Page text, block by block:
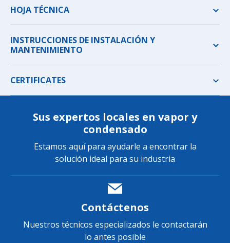
HOJA TÉCNICA
INSTRUCCIONES DE INSTALACIÓN Y
MANTENIMIENTO
CERTIFICATES
Sus expertos locales en vapor y
condensado
Estamos aquí para ayudarle a encontrar la
solución ideal para su industria
Contáctenos
Nuestros técnicos especializados le contactarán
lo antes posible